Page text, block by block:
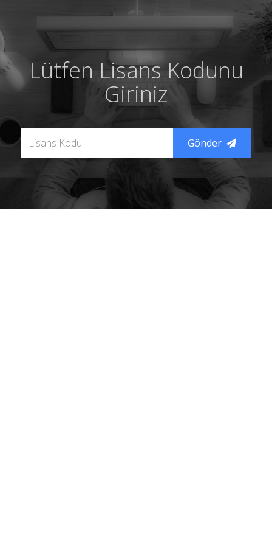
Lütfen Lisans Kodunu
Giriniz
Gönder